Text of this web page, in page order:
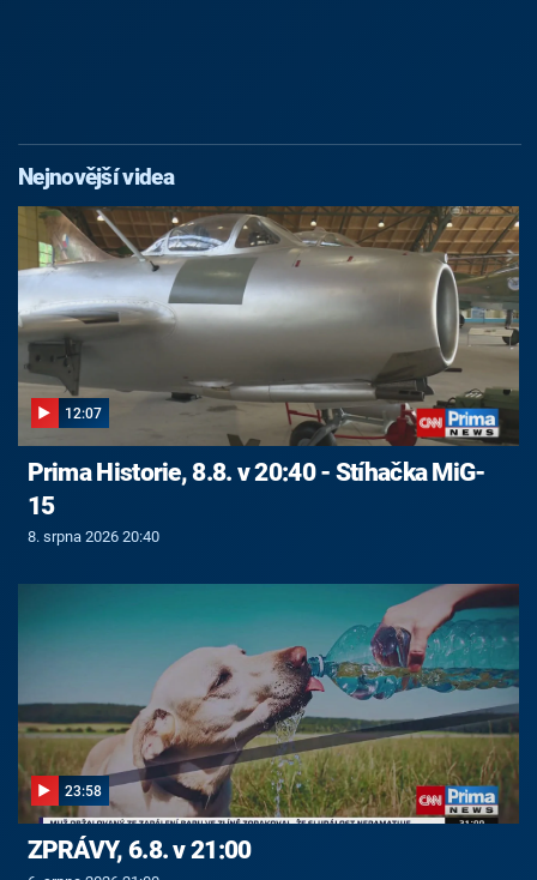
Nejnovější videa
12:07
Prima Historie, 8.8. v 20:40 - Stíhačka MiG-
15
8. srpna 2026 20:40
23:58
ZPRÁVY, 6.8. v 21:00